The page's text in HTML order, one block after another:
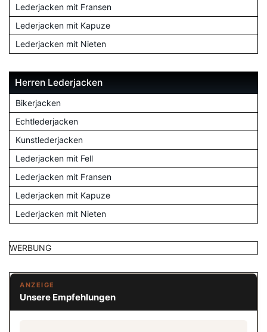
Lederjacken mit Fransen
Lederjacken mit Kapuze
Lederjacken mit Nieten
Herren Lederjacken
Bikerjacken
Echtlederjacken
Kunstlederjacken
Lederjacken mit Fell
Lederjacken mit Fransen
Lederjacken mit Kapuze
Lederjacken mit Nieten
WERBUNG
ANZEIGE
Unsere Empfehlungen